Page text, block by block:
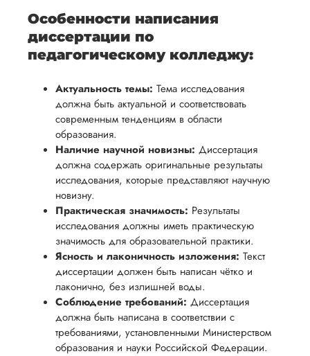
Особенности написания
диссертации по
педагогическому колледжу:
Актуальность темы: Тема исследования
должна быть актуальной и соответствовать
современным тенденциям в области
образования.
Наличие научной новизны: Диссертация
должна содержать оригинальные результаты
исследования, которые представляют научную
новизну.
Практическая значимость: Результаты
исследования должны иметь практическую
значимость для образовательной практики.
Ясность и лаконичность изложения: Текст
диссертации должен быть написан чётко и
лаконично, без излишней воды.
Соблюдение требований: Диссертация
должна быть написана в соответствии с
требованиями, установленными Министерством
образования и науки Российской Федерации.